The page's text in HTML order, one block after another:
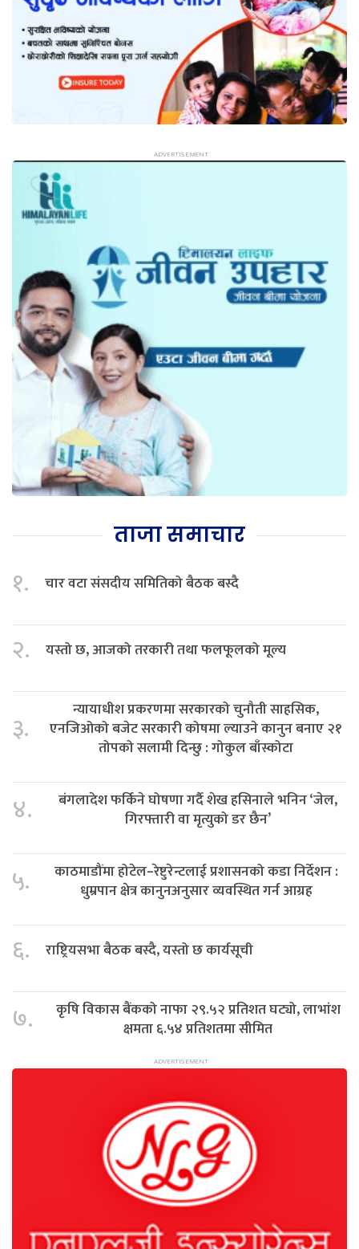
ताजा समाचार
१. चार वटा संसदीय समितिको बैठक बस्दै
२. यस्तो छ, आजको तरकारी तथा फलफूलको मूल्य
३.
न्यायाधीश प्रकरणमा सरकारको चुनौती साहसिक,
एनजिओको बजेट सरकारी कोषमा ल्याउने कानुन बनाए २१
तोपको सलामी दिन्छु : गोकुल बाँस्कोटा
४.
बंगलादेश फर्किने घोषणा गर्दै शेख हसिनाले भनिन ‘जेल,
गिरफ्तारी वा मृत्युको डर छैन’
५.
काठमाडौंमा होटेल–रेष्टुरेन्टलाई प्रशासनको कडा निर्देशन :
धुम्रपान क्षेत्र कानुनअनुसार व्यवस्थित गर्न आग्रह
६. राष्ट्रियसभा बैठक बस्दै, यस्तो छ कार्यसूची
७.
कृषि विकास बैंकको नाफा २९.५२ प्रतिशत घट्यो, लाभांश
क्षमता ६.५४ प्रतिशतमा सीमित